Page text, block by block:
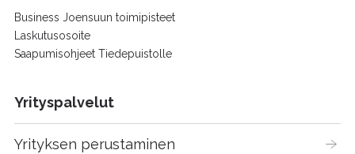
Business Joensuun toimipisteet
Laskutusosoite
Saapumisohjeet Tiedepuistolle
Yrityspalvelut
Yrityksen perustaminen